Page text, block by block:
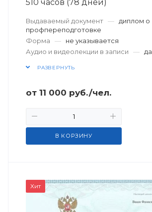
510 часов (78 дней)
Выдаваемый документ —
диплом о
профпереподготовке
Форма
—
не указывается
Аудио и видеолекции в записи
— да
РАЗВЕРНУТЬ
от 11 000 руб./чел.
В КОРЗИНУ
Хит